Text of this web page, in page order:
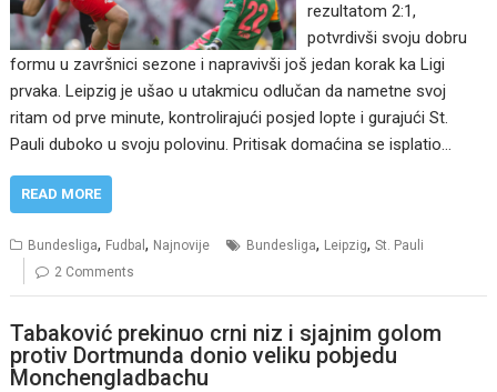
rezultatom 2:1,
potvrdivši svoju dobru
formu u završnici sezone i napravivši još jedan korak ka Ligi
prvaka. Leipzig je ušao u utakmicu odlučan da nametne svoj
ritam od prve minute, kontrolirajući posjed lopte i gurajući St.
Pauli duboko u svoju polovinu. Pritisak domaćina se isplatio…
READ MORE
Bundesliga, Fudbal, Najnovije Bundesliga, Leipzig,St. Pauli
2 Comments
Tabaković prekinuo crni niz i sjajnim golom
protiv Dortmunda donio veliku pobjedu
Monchengladbachu